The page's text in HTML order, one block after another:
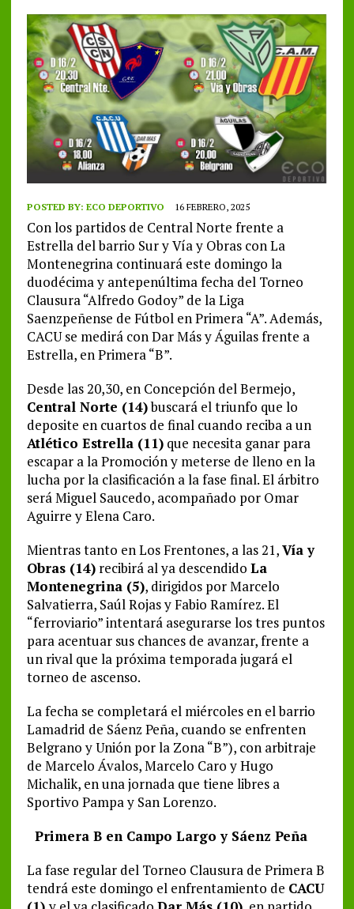
POSTED BY: ECO DEPORTIVO 16 FEBRERO, 2025
Con los partidos de Central Norte frente a
Estrella del barrio Sur y Vía y Obras con La
Montenegrina continuará este domingo la
duodécima y antepenúltima fecha del Torneo
Clausura “Alfredo Godoy” de la Liga
Saenzpeñense de Fútbol en Primera “A”. Además,
CACU se medirá con Dar Más y Águilas frente a
Estrella, en Primera “B”.
Desde las 20,30, en Concepción del Bermejo,
Central Norte (14)buscará el triunfo que lo
deposite en cuartos de final cuando reciba a un
Atlético Estrella (11)que necesita ganar para
escapar a la Promoción y meterse de lleno en la
lucha por la clasificación a la fase final. El árbitro
será Miguel Saucedo, acompañado por Omar
Aguirre y Elena Caro.
Mientras tanto en Los Frentones, a las 21,Vía y
Obras (14)recibirá al ya descendido La
Montenegrina (5), dirigidos por Marcelo
Salvatierra, Saúl Rojas y Fabio Ramírez. El
“ferroviario” intentará asegurarse los tres puntos
para acentuar sus chances de avanzar, frente a
un rival que la próxima temporada jugará el
torneo de ascenso.
La fecha se completará el miércoles en el barrio
Lamadrid de Sáenz Peña, cuando se enfrenten
Belgrano y Unión por la Zona “B”), con arbitraje
de Marcelo Ávalos, Marcelo Caro y Hugo
Michalik, en una jornada que tiene libres a
Sportivo Pampa y San Lorenzo.
Primera B en Campo Largo y Sáenz Peña
La fase regular del Torneo Clausura de Primera B
tendrá este domingo el enfrentamiento de CACU